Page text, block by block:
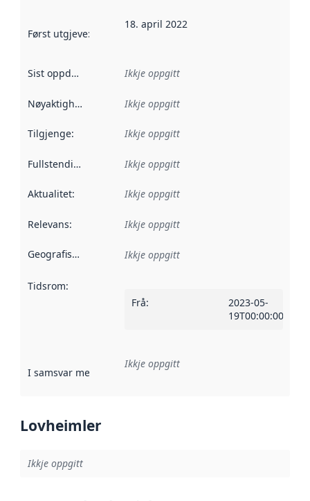
Først utgjeve: Denne datoen seier når dataa i dette
18. april 2022
Sist oppdatert Ikkje oppgitt
Nøyaktigheit Ikkje oppgitt
Tilgjenge: Ikkje oppgitt
Fullstendigheit Ikkje oppgitt
Aktualitet: Ikkje oppgitt
Relevans: Ikkje oppgitt
Geografisk område Ikkje oppgitt
Tidsrom:
Frå:
2023-05-
19T00:00:00Z
I samsvar med Referanse til ei implementeringsregel eller
Ikkje oppgitt
Lovheimler
Ikkje oppgitt